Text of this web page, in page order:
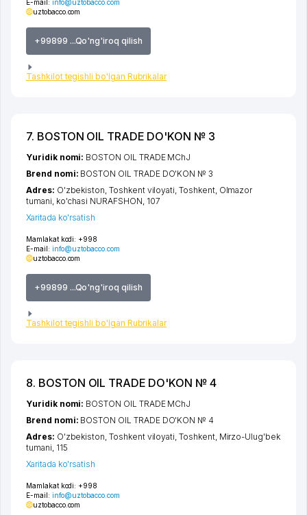
E-mail: info@uztobacco.com
uztobacco.com
+99899 ...Qo'ng'iroq qilish
Tashkilot tegishli bo'lgan Rubrikalar
7. BOSTON OIL TRADE DO'KON № 3
Mamlakat kodi: +998
E-mail: info@uztobacco.com
uztobacco.com
+99899 ...Qo'ng'iroq qilish
Tashkilot tegishli bo'lgan Rubrikalar
Yuridik nomi: BOSTON OIL TRADE MChJ
Brend nomi: BOSTON OIL TRADE DO'KON № 3
Adres: O'zbekiston,Toshkent viloyati,Toshkent, Olmazor
tumani, ko'chasi NURAFSHON, 107
Xaritada ko'rsatish
8. BOSTON OIL TRADE DO'KON № 4
Mamlakat kodi: +998
E-mail: info@uztobacco.com
uztobacco.com
Yuridik nomi: BOSTON OIL TRADE MChJ
Brend nomi: BOSTON OIL TRADE DO'KON № 4
Adres: O'zbekiston,Toshkent viloyati,Toshkent, Mirzo-Ulug'bek
tumani, 115
Xaritada ko'rsatish